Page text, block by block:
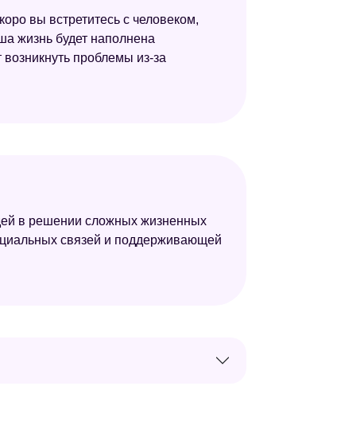
вы встретитесь с человеком,
жизнь будет наполнена
проблемы из-за
в решении сложных жизненных
связей и поддерживающей